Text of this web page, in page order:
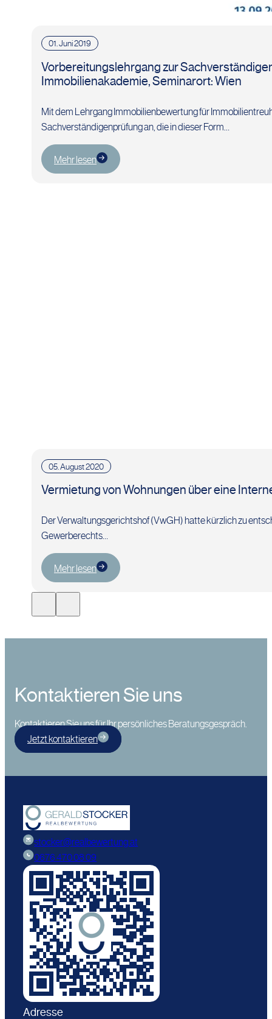
01. Juni 2019
Vorbereitungslehrgang zur
Immobilienakademie, Seminarort: Wien
Mit dem Lehrgang Immobilienbewertung für
Sachverständigenprüfung an, die in dieser Form…
Mehr lesen
05. August 2020
Vermietung von Wohnungen über eine
Der Verwaltungsgerichtshof (VwGH) hatte kürzlich zu
Gewerberechts…
Mehr lesen
Kontaktieren Sie uns
Kontaktieren Sie uns für Ihr persönliches Beratungsgespräch.
Jetzt kontaktieren
stocker@realbewertung.at
0676 470 08 09
Adresse